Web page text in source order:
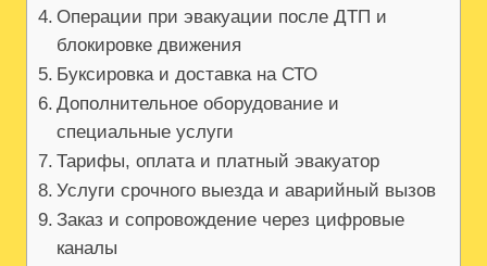
Операции при эвакуации после ДТП и
блокировке движения
Буксировка и доставка на СТО
Дополнительное оборудование и
специальные услуги
Тарифы, оплата и платный эвакуатор
Услуги срочного выезда и аварийный вызов
Заказ и сопровождение через цифровые
каналы